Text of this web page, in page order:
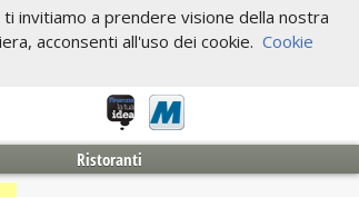
invitiamo a prendere visione della nostra
acconsenti all'uso dei cookie. Cookie
Ristoranti